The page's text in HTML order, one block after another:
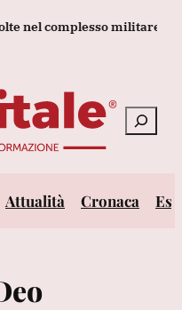
nel complesso militare
Cerca
Attualità Cronaca